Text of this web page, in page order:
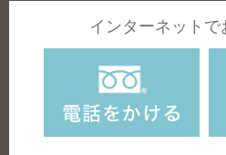
インターネット